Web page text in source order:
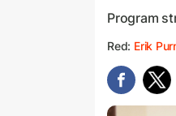
Program
Red: Erik